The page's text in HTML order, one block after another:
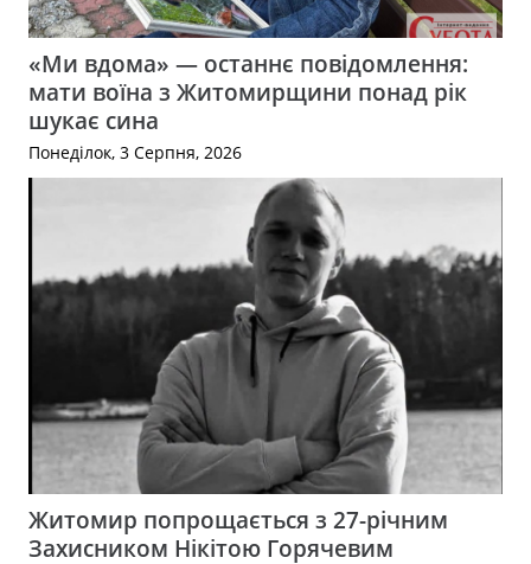
«Ми вдома» — останнє повідомлення:
мати воїна з Житомирщини понад рік
шукає сина
Понеділок, 3 Серпня, 2026
Житомир попрощається з 27-річним
Захисником Нікітою Горячевим